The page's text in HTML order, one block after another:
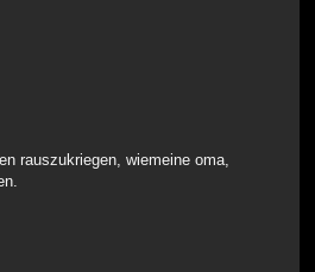
rauszukriegen, wiemeine oma,